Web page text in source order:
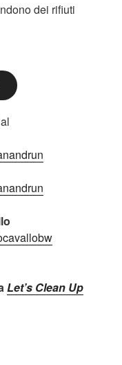
dei rifiuti
Let’s Clean Up